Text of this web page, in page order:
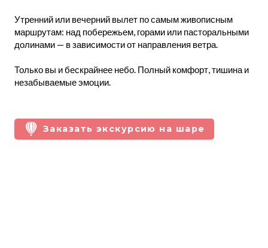
Утренний или вечерний вылет по самым живописным
маршрутам: над побережьем, горами или пасторальными
долинами — в зависимости от направления ветра.
Только вы и бескрайнее небо. Полный комфорт, тишина и
незабываемые эмоции.
Заказать экскурсию на шаре